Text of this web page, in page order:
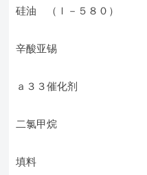
硅油 （ｌ－５８０
辛酸亚锡
ａ３３催化剂
二氯甲烷
填料